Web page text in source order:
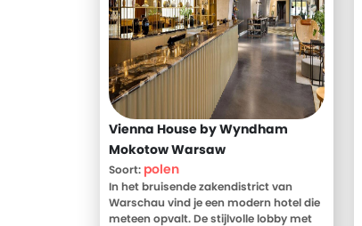
Vienna House by Wyndham
Mokotow Warsaw
Soort: polen
In het bruisende zakendistrict van
Warschau vind je een modern hotel die
meteen opvalt. De stijlvolle lobby met